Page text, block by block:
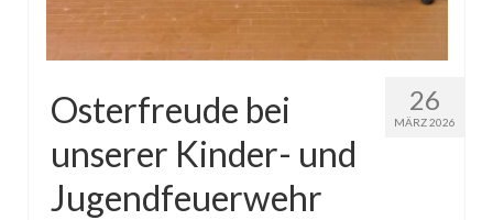
26
MÄRZ 2026
Osterfreude bei
unserer Kinder- und
Jugendfeuerwehr